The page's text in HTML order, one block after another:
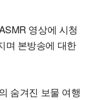
영상에 시청
며 본방송에 대한
숨겨진 보물 여행